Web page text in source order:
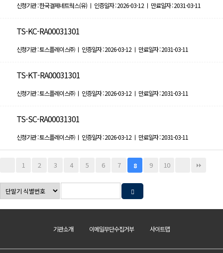
신청기관 : 한국결제네트웍스(유) ㅣ 인증일자 : 2026-03-12 ㅣ 만료일자 : 2031-03-11
TS-KC-RA00031301
신청기관 : 토스플레이스㈜ ㅣ 인증일자 : 2026-03-12 ㅣ 만료일자 : 2031-03-11
TS-KT-RA00031301
신청기관 : 토스플레이스㈜ ㅣ 인증일자 : 2026-03-12 ㅣ 만료일자 : 2031-03-11
TS-SC-RA00031301
신청기관 : 토스플레이스㈜ ㅣ 인증일자 : 2026-03-12 ㅣ 만료일자 : 2031-03-11
1 2 3 4 5 6 7 8 9 10
기관소개 이메일무단수집거부 사이트맵